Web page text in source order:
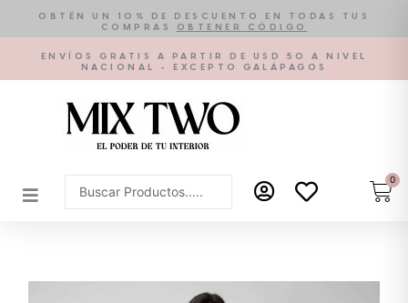
contenido
OBTÉN UN 10% DE DESCUENTO EN TODAS TUS
COMPRAS
OBTENER CÓDIGO
ENVÍOS GRATIS A PARTIR DE USD 50 A NIVEL
NACIONAL - EXCEPTO GALÁPAGOS
Search
...
0